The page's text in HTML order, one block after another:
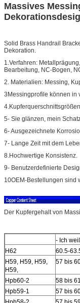
Massives
Solid Brass Handrail
Dekoration.
1.Verfahren:
Bearbeitung, NC-Bogen,
2. Materialien: Messing,
3Messingprofile können in
5- Sie glänzen, mein
6- Ausgezeichnete
7- Lange Zeit mit dem
8.Hochwertige Konsistenz.
9- Benutzerdefinierte
10OEM-Bestellungen sind
Der Kupfergehalt von
- Ich
H62
60.5-
H59, H59, H59,
H59,
57 bis
Hpb60-2 58 bis 61
Hpb59-1
57 bis